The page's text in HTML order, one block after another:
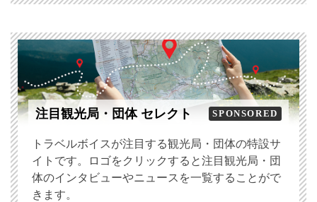
注目観光局・団体 セレクト SPONSORED
トラベルボイスが注目する観光局・団体の特設サ
イトです。ロゴをクリックすると注目観光局・団
体のインタビューやニュースを一覧することがで
きます。